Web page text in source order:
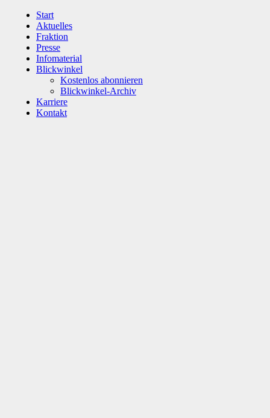
Start
Aktuelles
Fraktion
Presse
Infomaterial
Blickwinkel
Kostenlos abonnieren
Blickwinkel-Archiv
Karriere
Kontakt